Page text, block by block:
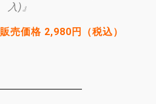
入)』
販売価格 2,980円（税込）